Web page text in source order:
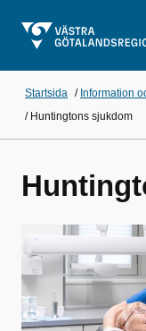
Startsida / Information
/ Huntingtons sjukdom